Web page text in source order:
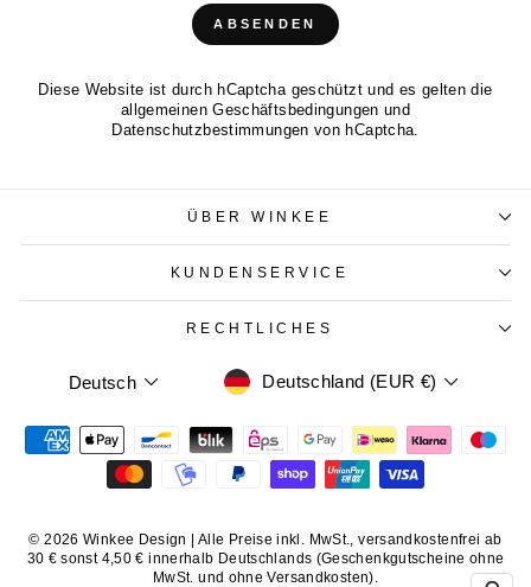
ABSENDEN
Diese Website ist durch hCaptcha geschützt und es gelten die
allgemeinen Geschäftsbedingungen und
Datenschutzbestimmungen von hCaptcha.
ÜBER WINKEE
KUNDENSERVICE
RECHTLICHES
SPRACHE
Deutsch WÄHRUNG
Deutschland (EUR €)
© 2026 Winkee Design | Alle Preise inkl. MwSt., versandkostenfrei ab
30 € sonst 4,50 € innerhalb Deutschlands (Geschenkgutscheine ohne
MwSt. und ohne Versandkosten).